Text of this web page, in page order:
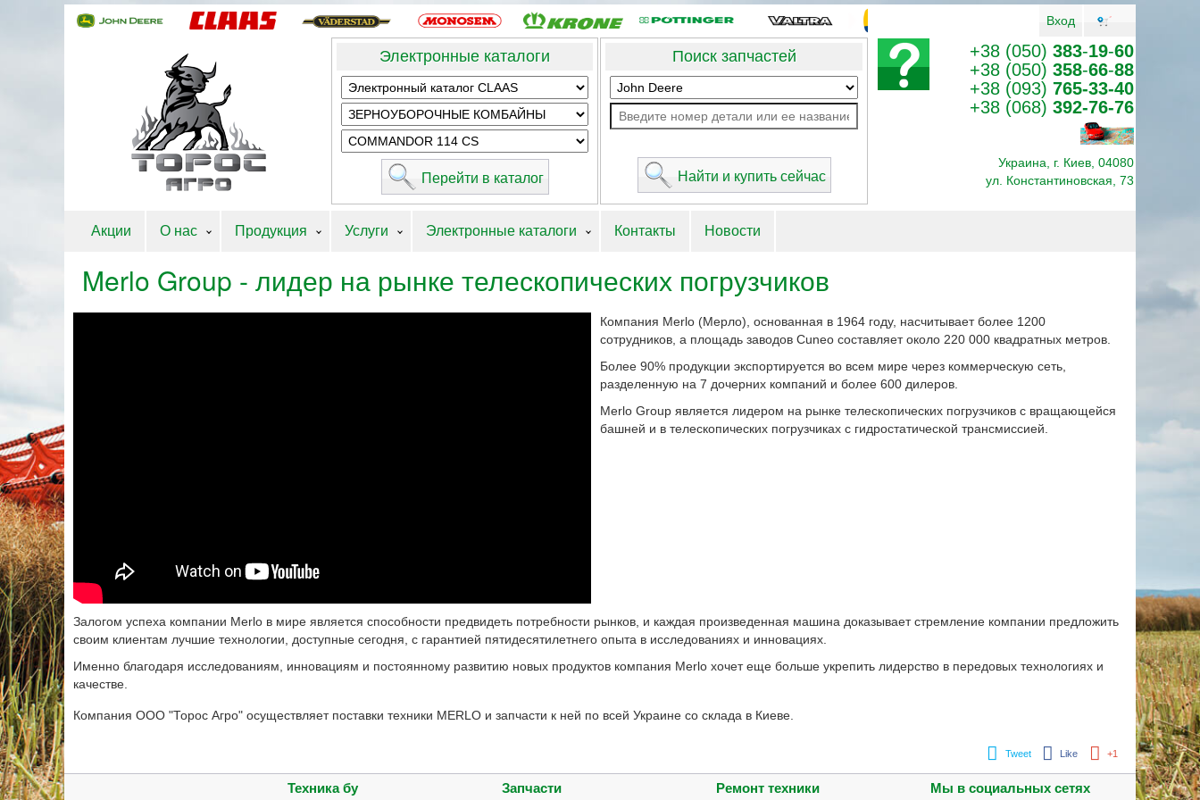
Вход
Электронные каталоги +38 (050) 383-19-60
+38 (050) 358-66-88
+38 (093) 765-33-40
+38 (068) 392-76-76
Украина, г. Киев, 04080
ул. Константиновская, 73
Поиск запчастей
Акции О нас Продукция Услуги Электронные каталоги Контакты Новости
Merlo Group - лидер на рынке телескопических погрузчиков
Компания Merlo (Мерло), основанная в 1964 году, насчитывает более 1200
сотрудников, а площадь заводов Cuneo составляет около 220 000 квадратных метров.
Более 90% продукции экспортируется во всем мире через коммерческую сеть,
разделенную на 7 дочерних компаний и более 600 дилеров.
Merlo Group является лидером на рынке телескопических погрузчиков с вращающейся
башней и в телескопических погрузчиках с гидростатической трансмиссией.
Залогом успеха компании Merlo в мире является способности предвидеть потребности рынков, и каждая произведенная машина доказывает стремление компании предложить
своим клиентам лучшие технологии, доступные сегодня, с гарантией пятидесятилетнего опыта в исследованиях и инновациях.
Именно благодаря исследованиям, инновациям и постоянному развитию новых продуктов компания Merlo хочет еще больше укрепить лидерство в передовых технологиях и
качестве.
Компания ООО "Торос Агро" осуществляет поставки техники MERLO и запчасти к ней по всей Украине со склада в Киеве.
Tweet Like +1
Техника бу Запчасти Ремонт техники Мы в социальных сетях